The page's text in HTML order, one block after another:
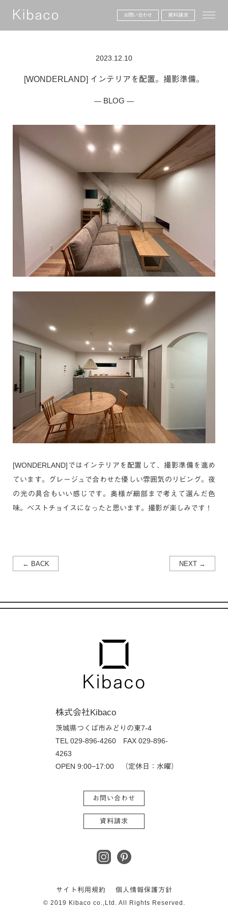
toggle
お問い合わせ 資料請求
2023.12.10
[WONDERLAND] インテリアを配置。撮影準備。
BLOG
[WONDERLAND]ではインテリアを配置して、撮影準備を進め
ています。グレージュで合わせた優しい雰囲気のリビング。夜
の光の具合もいい感じです。奥様が細部まで考えて選んだ色
味。ベストチョイスになったと思います。撮影が楽しみです！
← BACK NEXT →
株式会社Kibaco
茨城県つくば市みどりの東7-4
TEL 029-896-4260 FAX 029-896-
4263
OPEN 9:00−17:00 （定休日：水曜）
お問い合わせ
資料請求
サイト利用規約 個人情報保護方針
© 2019 Kibaco co.,Ltd. All Rights Reserved.